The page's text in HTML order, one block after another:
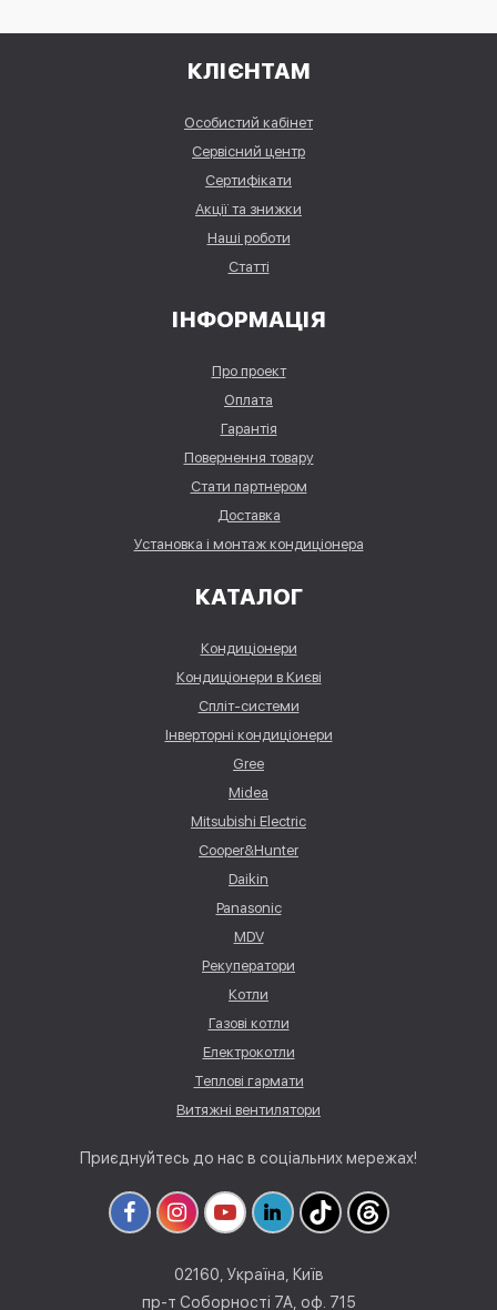
КЛІЄНТАМ
Особистий кабінет
Сервісний центр
Сертифікати
Акції та знижки
Наші роботи
Статті
ІНФОРМАЦІЯ
Про проект
Оплата
Гарантія
Повернення товару
Стати партнером
Доставка
Установка і монтаж кондиціонера
КАТАЛОГ
Кондиціонери
Кондиціонери в Києві
Спліт-системи
Інверторні кондиціонери
Gree
Midea
Mitsubishi Electric
Cooper&Hunter
Daikin
Panasonic
MDV
Рекуператори
Котли
Газові котли
Електрокотли
Теплові гармати
Витяжні вентилятори
Приєднуйтесь до нас в соціальних мережах!
02160, Україна, Київ
пр-т Соборності 7А, оф. 715